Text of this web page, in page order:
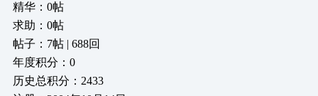
精华：0帖
求助：0帖
帖子：7帖 | 688回
年度积分：0
历史总积分：2433